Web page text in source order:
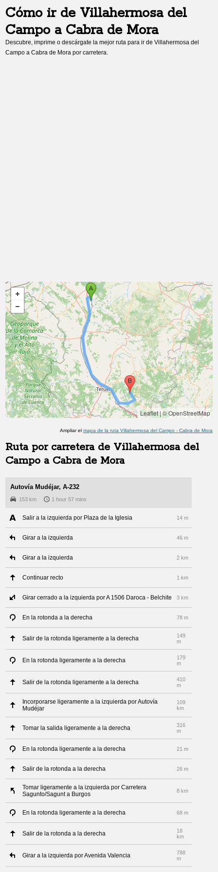
Cómo ir de Villahermosa del
Campoa Cabra de Mora
Descubre, imprime o descárgate la mejor ruta para ir deVillahermosa del
Campo aCabra de Mora por carretera.
Leaflet|© OpenStreetMap
Ampliar el mapa de la ruta Villahermosa del Campo- Cabra de Mora
Ruta por carretera de Villahermosa del
Campo a Cabra de Mora
Autovía Mudéjar, A-232
153 km 1 hour 57 mins
Salir a la izquierda por Plaza de la Iglesia 14 m
Girar a la izquierda 46 m
Girar a la izquierda 2 km
Continuar recto 1 km
Girar cerrado a la izquierda por A 1506 Daroca - Belchite 3 km
En la rotonda a la derecha 78 m
Salir de la rotonda ligeramente a la derecha
149
m
En la rotonda ligeramente a la derecha
179
m
Salir de la rotonda ligeramente a la derecha
410
m
Incorporarse ligeramente a la izquierda por Autovía
Mudéjar
109
km
Tomar la salida ligeramente a la derecha
316
m
En la rotonda ligeramente a la derecha 21 m
Salir de la rotonda a la derecha 26 m
Tomar ligeramente a la izquierda por Carretera
Sagunto/Sagunt a Burgos
8 km
En la rotonda ligeramente a la derecha 68 m
Salir de la rotonda a la derecha
18
km
Girar a la izquierda por Avenida Valencia
788
m